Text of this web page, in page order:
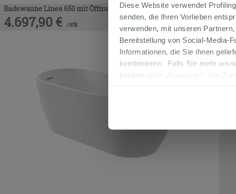
Diese Website verwendet
senden, die Ihren Vorlieben
verwenden, mit unseren
Bereitstellung von Social-Media-
Informationen, die Sie ihnen
kombinieren. Falls Sie mehr
klicken
oder „Anpassen“. Die
Badewanne Linea 650 mit Öffnung nach innen Modell 654
4.697,90 € /stk